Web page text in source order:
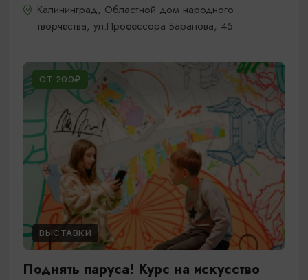
Калининград, Областной дом народного
творчества, ул.Профессора Баранова, 45
ОТ 200₽
ВЫСТАВКИ
Поднять паруса! Курс на искусство